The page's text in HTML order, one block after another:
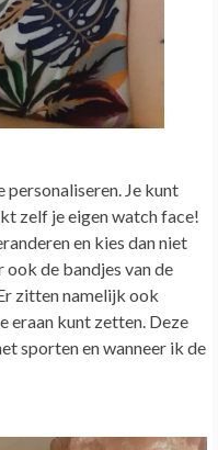
Je kunt
zelf je eigen watch face!
en kies dan niet
ook de bandjes van de
zitten namelijk ook
eraan kunt zetten. Deze
sporten en wanneer ik de